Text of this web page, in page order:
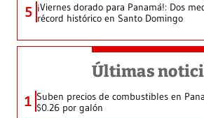
5 ¡Viernes dorado para Panamá!: Dos
récord histórico en Santo Domingo
Últimas
1 Suben precios de combustibles en
$0.26 por galón